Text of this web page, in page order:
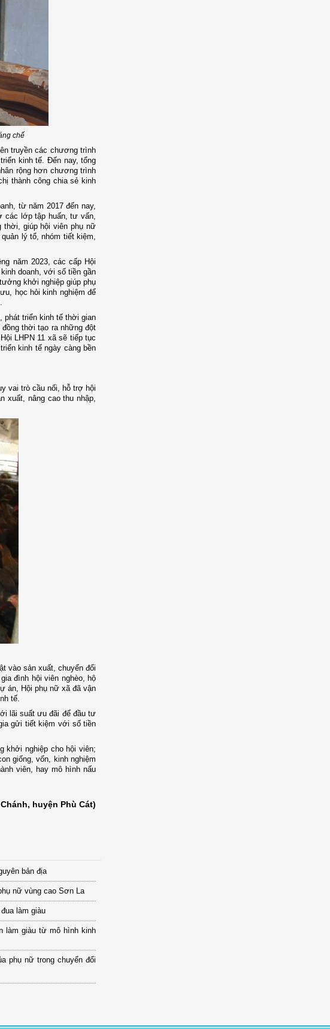
chế
truyền các chương trình
kinh tế. Đến nay, tổng
rộng hơn chương trình
thành công chia sẻ kinh
từ năm 2017 đến nay,
các lớp tập huấn, tư vấn,
thời, giúp hội viên phụ nữ
lý tổ, nhóm tiết kiệm,
năm 2023, các cấp Hội
doanh, với số tiền gần
khởi nghiệp giúp phụ
học hỏi kinh nghiệm để
phát triển kinh tế thời gian
thời tạo ra những đột
LHPN 11 xã sẽ tiếp tục
kinh tế ngày càng bền
vai trò cầu nối, hỗ trợ hội
xuất, nâng cao thu nhập,
vào sản xuất, chuyển đổi
đình hội viên nghèo, hộ
án, Hội phụ nữ xã đã vận
tế.
lãi suất ưu đãi để đầu tư
gửi tiết kiệm với số tiền
khởi nghiệp cho hội viên;
giống, vốn, kinh nghiệm
viên, hay mô hình nấu
huyện Phù Cát)
bản địa
nữ vùng cao Sơn La
làm giàu
làm giàu từ mô hình kinh
phụ nữ trong chuyển đổi